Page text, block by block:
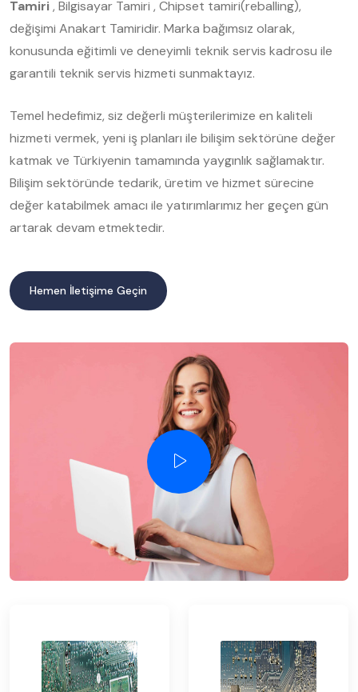
Tamiri, Bilgisayar Tamiri , Chipset tamiri(reballing),
değişimi Anakart Tamiridir. Marka bağımsız olarak,
konusunda eğitimli ve deneyimli teknik servis kadrosu ile
garantili teknik servis hizmeti sunmaktayız.
Temel hedefimiz, siz değerli müşterilerimize en kaliteli
hizmeti vermek, yeni iş planları ile bilişim sektörüne değer
katmak ve Türkiyenin tamamında yaygınlık sağlamaktır.
Bilişim sektöründe tedarik, üretim ve hizmet sürecine
değer katabilmek amacı ile yatırımlarımız her geçen gün
artarak devam etmektedir.
Hemen İletişime Geçin